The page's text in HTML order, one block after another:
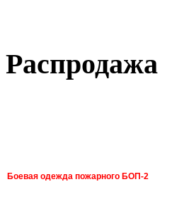
Распродажа
Боевая одежда пожарного БОП-2